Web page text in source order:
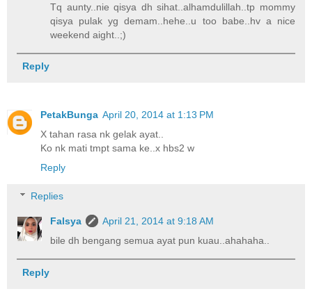
Tq aunty..nie qisya dh sihat..alhamdulillah..tp mommy
qisya pulak yg demam..hehe..u too babe..hv a nice
weekend aight..;)
Reply
PetakBunga April 20, 2014 at 1:13 PM
X tahan rasa nk gelak ayat..
Ko nk mati tmpt sama ke..x hbs2 w
Reply
Replies
Falsya
April 21, 2014 at 9:18 AM
bile dh bengang semua ayat pun kuau..ahahaha..
Reply